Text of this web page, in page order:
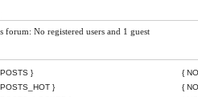
forum: No registered users and 1 guest
}
{
}
{